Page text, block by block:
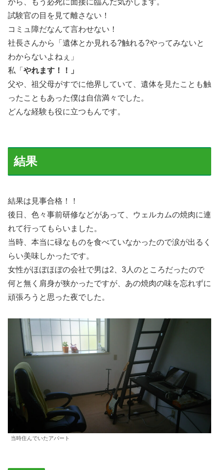
から、もう必死に面接に臨んだ気がします。
試験官の目を見て離さない！
コミュ障だなんて言わせない！
社長さんから「遺体とか見れる?触れる?やってみないと
わからないよねぇ」
私「 やれます！！」
父や、祖父母がすでに他界していて、遺体を見たことも触
ったこともあった僕は自信満々でした。
どんな経験も役に立つもんです。
結果
結果は見事合格！！
後日、色々事前研修などがあって、ウェルカムの焼肉に連
れて行ってもらいました。
当時、本当に碌なものを食べていなかったので涙が出るく
らい美味しかったです。
女性がほぼほぼの会社で男は2、3人のところだったので
何と無く肩身が狭かったですが、あの焼肉の味を忘れずに
頑張ろうと思った夜でした。
当時住んでいたアパート